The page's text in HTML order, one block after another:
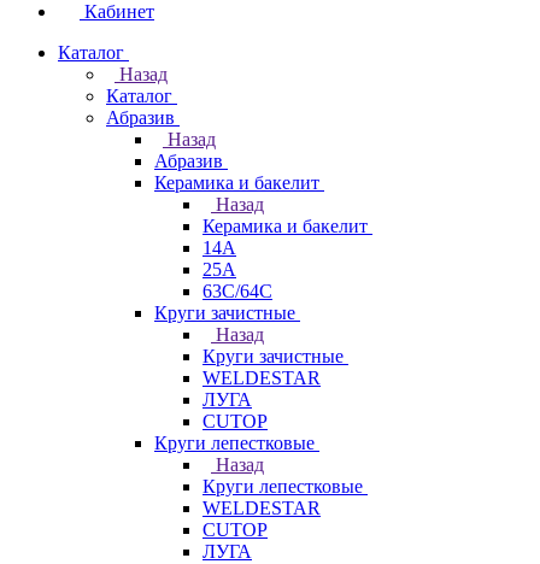
Кабинет
Каталог
Назад
Каталог
Абразив
Назад
Абразив
Керамика и бакелит
Назад
Керамика и бакелит
14А
25А
63С/64С
Круги зачистные
Назад
Круги зачистные
WELDESTAR
ЛУГА
CUTOP
Круги лепестковые
Назад
Круги лепестковые
WELDESTAR
CUTOP
ЛУГА